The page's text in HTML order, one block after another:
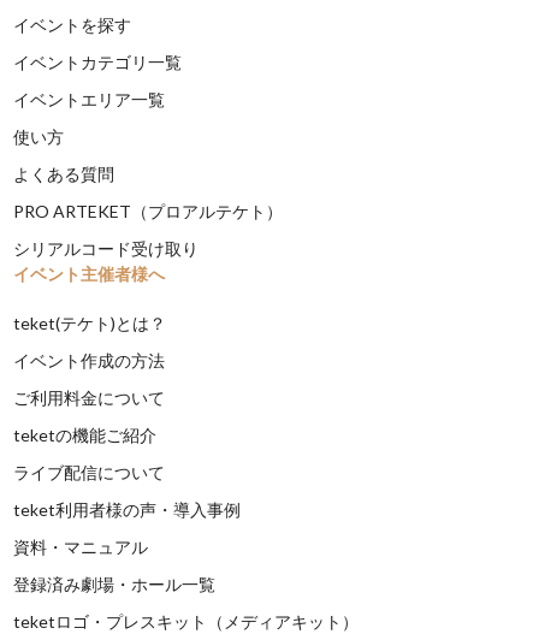
イベントを探す
イベントカテゴリ一覧
イベントエリア一覧
使い方
よくある質問
PRO ARTEKET（プロアルテケト）
シリアルコード受け取り
イベント主催者様へ
teket(テケト)とは？
イベント作成の方法
ご利用料金について
teketの機能ご紹介
ライブ配信について
teket利用者様の声・導入事例
資料・マニュアル
登録済み劇場・ホール一覧
teketロゴ・プレスキット（メディアキット）